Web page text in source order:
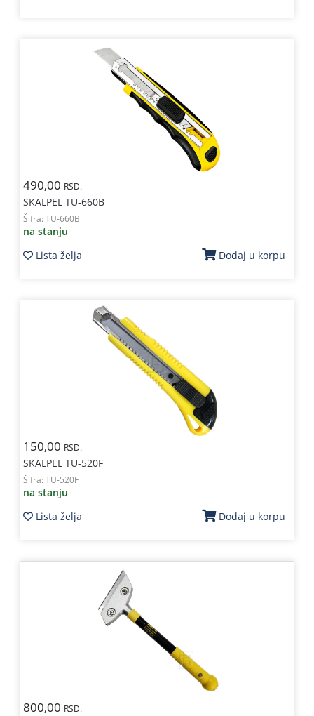
490,00 RSD.
SKALPEL TU-660B
Šifra: TU-660B
na stanju
Lista želja
Dodaj u korpu
150,00 RSD.
SKALPEL TU-520F
Šifra: TU-520F
na stanju
Lista želja
Dodaj u korpu
800,00 RSD.